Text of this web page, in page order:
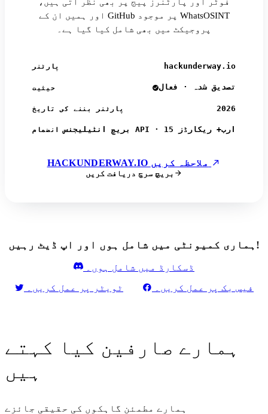
فوٹر اور پارٹنرز پیج پر بھی نظر آتی ہیں،
اور ہمیں ان کے GitHub پر موجود WhatsOSINT
پروجیکٹ میں بھی شامل کیا گیا ہے۔
پارٹنر hackunderway.io
حیثیت تصدیق شدہ · فعال
پارٹنر بننے کی تاریخ 2026
انضمام بریچ انٹیلیجنس API · 15 ارب+ ریکارڈز
بریچ سرچ دریافت کریں
ہماری کمیونٹی میں شامل ہوں اور اپ ڈیٹ رہیں!
ڈسکارڈ میں شامل ہوں۔
ٹویٹر پر عمل کریں۔
فیس بک پر عمل کریں۔
ہمارے صارفین کیا کہتے
ہیں
ہمارے مطمئن گاہکوں کی حقیقی جائزے